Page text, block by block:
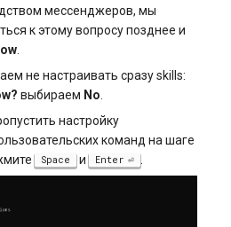
мессенджеров, мы
к этому вопросу позднее и
.
не настраивать сразу skills:
выбираем No.
настройку
команд на шаге
Space и Enter .